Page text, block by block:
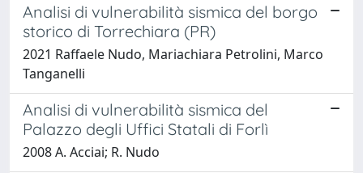
Analisi di vulnerabilità sismica del borgo
storico di Torrechiara (PR)
2021 Raffaele Nudo, Mariachiara Petrolini, Marco
Tanganelli
Analisi di vulnerabilità sismica del
Palazzo degli Uffici Statali di Forlì
2008 A. Acciai; R. Nudo